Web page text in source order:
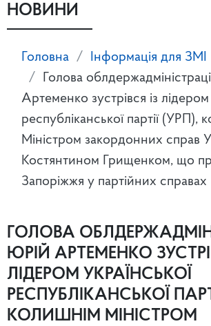
НОВИНИ
Головна Інформація для ЗМІ
Голова
Артеменко зустрівся із лідером
республіканської партії (УРП),
Міністром закордонних справ
Костянтином Грищенком, що
Запоріжжя у партійних справах
ГОЛОВА
ЮРІЙ АРТЕМЕНКО
ЛІДЕРОМ УКРАЇНСЬКОЇ
РЕСПУБЛІКАНСЬКОЇ
КОЛИШНІМ МІНІСТРОМ